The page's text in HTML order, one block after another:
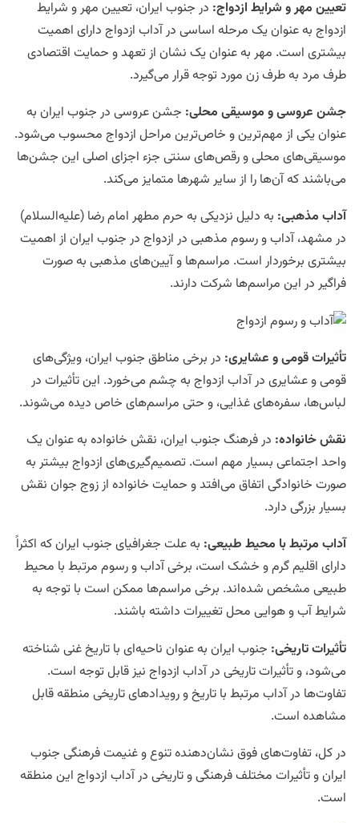
تعیین مهر و شرایط ازدواج: در جنوب ایران، تعیین مهر و شرایط
ازدواج به عنوان یک مرحله اساسی در آداب ازدواج دارای اهمیت
بیشتری است. مهر به عنوان یک نشان از تعهد و حمایت اقتصادی
طرف مرد به طرف زن مورد توجه قرار می‌گیرد.
جشن عروسی و موسیقی محلی: جشن عروسی در جنوب ایران به
عنوان یکی از مهم‌ترین و خاص‌ترین مراحل ازدواج محسوب می‌شود.
موسیقی‌های محلی و رقص‌های سنتی جزء اجزای اصلی این جشن‌ها
می‌باشند که آن‌ها را از سایر شهرها متمایز می‌کند.
آداب مذهبی: به دلیل نزدیکی به حرم مطهر امام رضا (علیه‌السلام)
در مشهد، آداب و رسوم مذهبی در ازدواج در جنوب ایران از اهمیت
بیشتری برخوردار است. مراسم‌ها و آیین‌های مذهبی به صورت
فراگیر در این مراسم‌ها شرکت دارند.
تأثیرات قومی و عشایری: در برخی مناطق جنوب ایران، ویژگی‌های
قومی و عشایری در آداب ازدواج به چشم می‌خورد. این تأثیرات در
لباس‌ها، سفره‌های غذایی، و حتی مراسم‌های خاص دیده می‌شوند.
نقش خانواده: در فرهنگ جنوب ایران، نقش خانواده به عنوان یک
واحد اجتماعی بسیار مهم است. تصمیم‌گیری‌های ازدواج بیشتر به
صورت خانوادگی اتفاق می‌افتد و حمایت خانواده از زوج جوان نقش
بسیار بزرگی دارد.
آداب مرتبط با محیط طبیعی: به علت جغرافیای جنوب ایران که اکثراً
دارای اقلیم گرم و خشک است، برخی آداب و رسوم مرتبط با محیط
طبیعی مشخص شده‌اند. برخی مراسم‌ها ممکن است با توجه به
شرایط آب و هوایی محل تغییرات داشته باشند.
تأثیرات تاریخی: جنوب ایران به عنوان ناحیه‌ای با تاریخ غنی شناخته
می‌شود، و تأثیرات تاریخی در آداب ازدواج نیز قابل توجه است.
تفاوت‌ها در آداب مرتبط با تاریخ و رویدادهای تاریخی منطقه قابل
مشاهده است.
در کل، تفاوت‌های فوق نشان‌دهنده تنوع و غنیمت فرهنگی جنوب
ایران و تأثیرات مختلف فرهنگی و تاریخی در آداب ازدواج این منطقه
است.